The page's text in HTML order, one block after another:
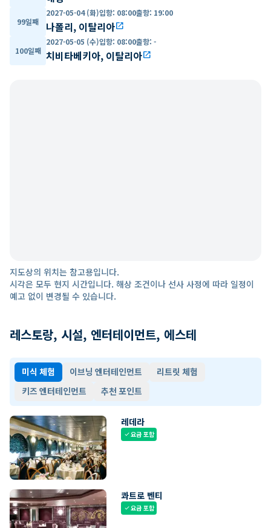
99일째
2027-05-04 (화)입항: 08:00출항: 19:00
나폴리, 이탈리아open_in_new
100일째
2027-05-05 (수)입항: 08:00출항: -
치비타베키아, 이탈리아open_in_new
지도상의 위치는 참고용입니다.
시각은 모두 현지 시간입니다. 해상 조건이나 선사 사정에 따라 일정이
예고 없이 변경될 수 있습니다.
레스토랑, 시설, 엔터테이먼트, 에스테
미식 체험 이브닝 엔터테인먼트
리트릿 체험
키즈 엔터테인먼트
추천 포인트
레데라
check요금 포함
콰트로 벤티
check요금 포함